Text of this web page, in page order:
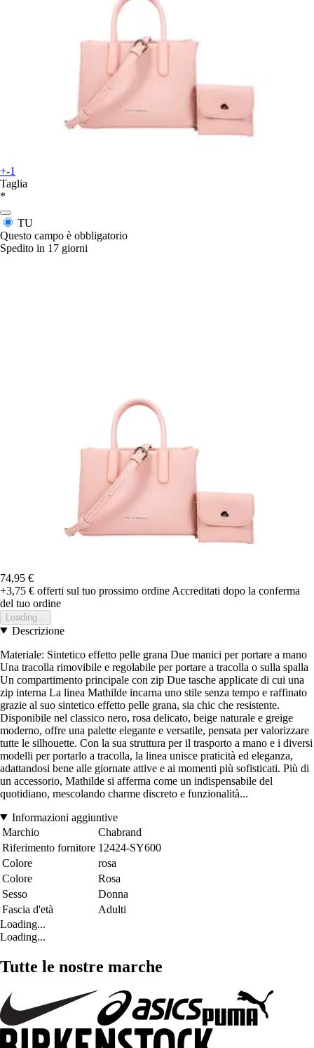
+-1
Taglia
*
TU
Questo campo è obbligatorio
Spedito in 17 giorni
74,95 €
+3,75 € offerti sul tuo prossimo ordine Accreditati dopo la conferma
del tuo ordine
Loading...
Descrizione
Materiale: Sintetico effetto pelle grana Due manici per portare a mano
Una tracolla rimovibile e regolabile per portare a tracolla o sulla spalla
Un compartimento principale con zip Due tasche applicate di cui una
zip interna La linea Mathilde incarna uno stile senza tempo e raffinato
grazie al suo sintetico effetto pelle grana, sia chic che resistente.
Disponibile nel classico nero, rosa delicato, beige naturale e greige
moderno, offre una palette elegante e versatile, pensata per valorizzare
tutte le silhouette. Con la sua struttura per il trasporto a mano e i diversi
modelli per portarlo a tracolla, la linea unisce praticità ed eleganza,
adattandosi bene alle giornate attive e ai momenti più sofisticati. Più di
un accessorio, Mathilde si afferma come un indispensabile del
quotidiano, mescolando charme discreto e funzionalità...
Informazioni aggiuntive
Marchio
Chabrand
Riferimento fornitore 12424-SY600
Colore
rosa
Colore
Rosa
Sesso
Donna
Fascia d'età
Adulti
Loading...
Loading...
Tutte le nostre marche